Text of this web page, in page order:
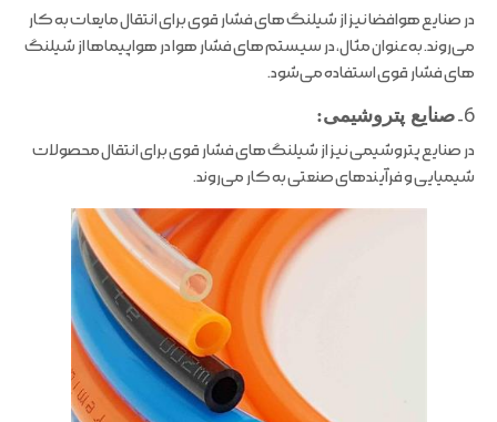
در صنایع هوافضا نیز از شیلنگ های فشار قوی برای انتقال مایعات به کار
می‌روند. به عنوان مثال، در سیستم های فشار هوا در هواپیماها از شیلنگ
های فشار قوی استفاده می‌شود.
6- صنایع پتروشیمی:
در صنایع پتروشیمی نیز از شیلنگ های فشار قوی برای انتقال محصولات
شیمیایی و فرآیندهای صنعتی به کار می‌روند.